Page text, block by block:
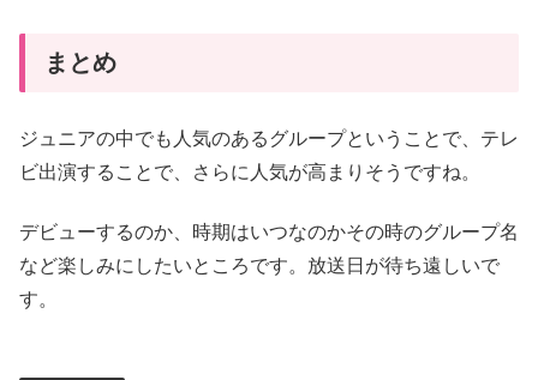
まとめ
ジュニアの中でも人気のあるグループということで、テレ
ビ出演することで、さらに人気が高まりそうですね。
デビューするのか、時期はいつなのかその時のグループ名
など楽しみにしたいところです。放送日が待ち遠しいで
す。